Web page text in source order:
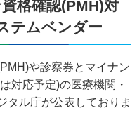
格確認(PMH)対
テムベンダー
や診察券とマイナン
対応予定)の医療機関・
タル庁が公表しておりま